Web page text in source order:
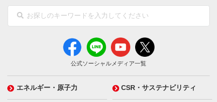
公式ソーシャルメディア一覧
エネルギー・原子力 CSR・サステナビリティ